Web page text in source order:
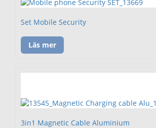
Set Mobile Security
Läs mer
3in1 Magnetic Cable Aluminium